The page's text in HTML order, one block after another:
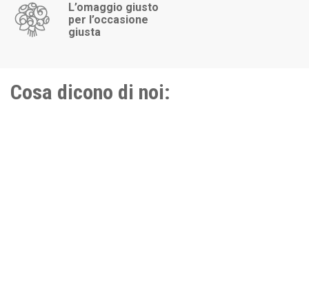
L’omaggio giusto
per l’occasione
giusta
Cosa dicono di noi: